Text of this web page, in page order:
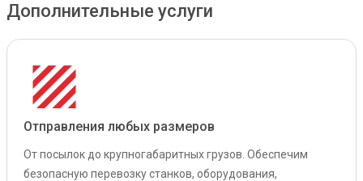
Дополнительные услуги
Отправления любых размеров
От посылок до крупногабаритных грузов. Обеспечим
безопасную перевозку станков, оборудования,